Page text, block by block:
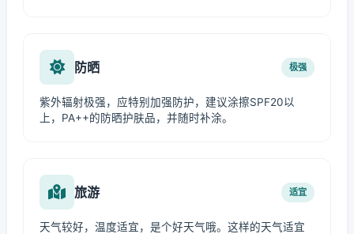
防晒 极强
紫外辐射极强，应特别加强防护，建议涂擦SPF20以
上，PA++的防晒护肤品，并随时补涂。
旅游 适宜
天气较好，温度适宜，是个好天气哦。这样的天气适宜